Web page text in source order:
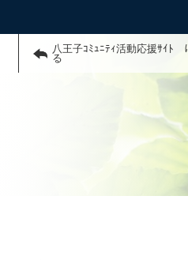
八王子ｺﾐｭﾆﾃｨ活動応援ｻｲﾄ
る